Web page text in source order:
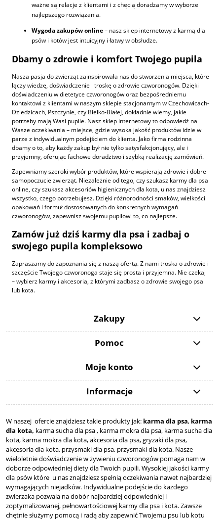
ważne są relacje z klientami i z chęcią doradzamy w wyborze
najlepszego rozwiązania.
Wygoda zakupów online– nasz sklep internetowy z karmą dla
psów i kotów jest intuicyjny i łatwy w obsłudze.
Dbamy o zdrowie i komfort Twojego pupila
Nasza pasja do zwierząt zainspirowała nas do stworzenia miejsca, które
łączy wiedzę, doświadczenie i troskę o zdrowie czworonogów. Dzięki
doświadczeniu w dietetyce czworonogów oraz bezpośredniemu
kontaktowi z klientami w naszym sklepie stacjonarnym w Czechowicach-
Dziedzicach, Pszczynie, czy Bielko-Białej, dokładnie wiemy, jakie
potrzeby mają Wasi pupile. Nasz sklep internetowy to odpowiedź na
Wasze oczekiwania – miejsce, gdzie wysoka jakość produktów idzie w
parze z indywidualnym podejściem do klienta. Jako firma rodzinna
dbamy o to, aby każdy zakup był nie tylko satysfakcjonujący, ale i
przyjemny, oferując fachowe doradztwo i szybką realizację zamówień.
Zapewniamy szeroki wybór produktów, które wspierają zdrowie i dobre
samopoczucie zwierząt. Niezależnie od tego, czy szukasz karmy dla psa
online, czy szukasz akcesoriów higienicznych dla kota, u nas znajdziesz
wszystko, czego potrzebujesz. Dzięki różnorodności smaków, wielkości
opakowań i formuł dostosowanych do konkretnych wymagań
czworonogów, zapewnisz swojemu pupilowi to, co najlepsze.
Zamów już dziś karmy dla psa i zadbaj o
swojego pupila kompleksowo
Zapraszamy do zapoznania się z naszą ofertą. Z nami troska o zdrowie i
szczęście Twojego czworonoga staje się prosta i przyjemna. Nie czekaj
– wybierz karmy i akcesoria, z którymi zadbasz o zdrowie swojego psa
lub kota.
Zakupy
Pomoc
Moje konto
Informacje
W naszej ofercie znajdziesz takie produkty jak: karma dla psa, karma
dla kota, karma sucha dla psa , karma mokra dla psa, karma sucha dla
kota, karma mokra dla kota, akcesoria dla psa, gryzaki dla psa,
akcesoria dla kota, przysmaki dla psa, przysmaki dla kota. Nasze
wieloletnie doświadczenie w żywieniu czworonogów pomaga nam w
doborze odpowiedniej diety dla Twoich pupili. Wysokiej jakości karmy
dla psów które u nas znajdziesz spełnią oczekiwania nawet najbardziej
wymagających niejadków. Indywidualne podejście do każdego
zwierzaka pozwala na dobór najbardziej odpowiedniej i
zoptymalizowanej, pełnowartościowej karmy dla psa i kota. Zawsze
chętnie służymy pomocą i radą aby zapewnić Twojemu psu lub kotu